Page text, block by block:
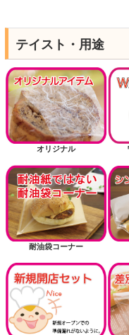
テイスト・用途
オリジナル
耐油袋コーナー